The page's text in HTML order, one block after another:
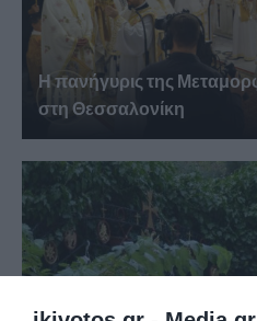
Η πανήγυρις της
στη Θεσσαλονίκη